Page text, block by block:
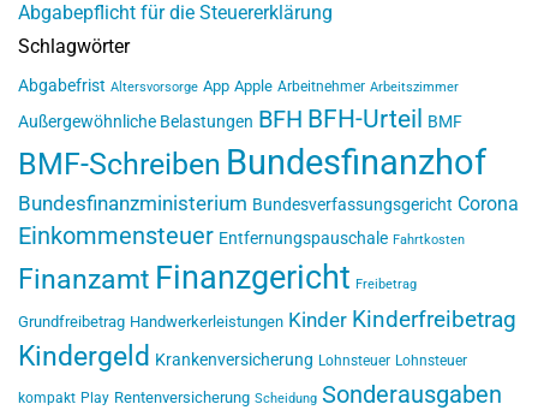
Abgabepflicht für die Steuererklärung
Schlagwörter
Abgabefrist Altersvorsorge App Apple Arbeitnehmer Arbeitszimmer
Außergewöhnliche Belastungen BFH BFH-Urteil BMF
BMF-Schreiben Bundesfinanzhof
Bundesfinanzministerium Bundesverfassungsgericht Corona
Einkommensteuer Entfernungspauschale Fahrtkosten
Finanzamt Finanzgericht Freibetrag
Grundfreibetrag Handwerkerleistungen Kinder Kinderfreibetrag
Kindergeld Krankenversicherung Lohnsteuer Lohnsteuer
kompakt Play Rentenversicherung Scheidung Sonderausgaben